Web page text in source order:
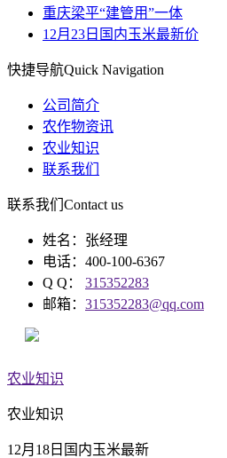
重庆梁平“建管用”一体
12月23日国内玉米最新价
快捷导航Quick Navigation
公司简介
农作物资讯
农业知识
联系我们
联系我们 Contact us
姓名：张经理
电话：400-100-6367
Q Q： 315352283
邮箱： 315352283@qq.com
农业知识
农业知识
12月18日国内玉米最新